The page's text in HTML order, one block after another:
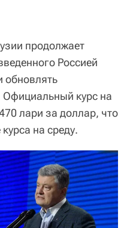
продолжает
Россией
обновлять
курс на
лари за доллар, что
на среду.